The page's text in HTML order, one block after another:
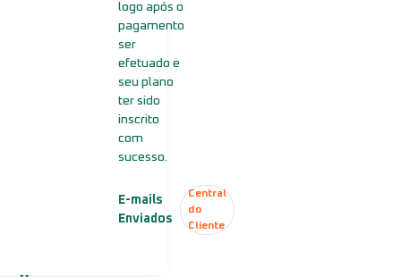
logo após o
pagamento
ser
efetuado e
seu plano
ter sido
inscrito
com
sucesso.
E-mails
Enviados
Central
do
Cliente
WordPress
exigências.
para indicar a melhor opção para você.